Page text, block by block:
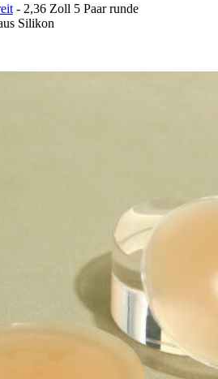
- 2,36 Zoll 5 Paar runde
Silikon